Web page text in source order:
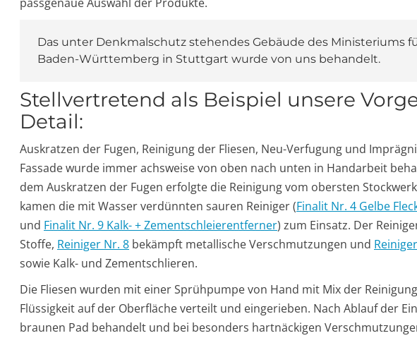
Das unter Denkmalschutz stehendes Gebäude des Ministeriums
Baden-Württemberg in Stuttgart wurde von uns behandelt.
Stellvertretend als Beispiel unsere
Detail:
Auskratzen der Fugen, Reinigung der Fliesen, Neu-Verfugung und
Fassade wurde immer achsweise von oben nach unten in Handarbeit
dem Auskratzen der Fugen erfolgte die Reinigung vom obersten
kamen die mit Wasser verdünnten sauren Reiniger (Finalit Nr. 4 Gelbe
und Finalit Nr. 9 Kalk- + Zementschleierentferner) zum Einsatz. Der
Stoffe, Reiniger Nr. 8 bekämpft metallische Verschmutzungen und
sowie Kalk- und Zementschlieren.
Die Fliesen wurden mit einer Sprühpumpe von Hand mit Mix der
Flüssigkeit auf der Oberfläche verteilt und eingerieben. Nach Ablauf der
braunen Pad behandelt und bei besonders hartnäckigen